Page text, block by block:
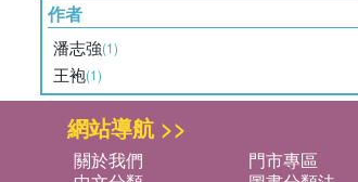
作者
潘志強(1)
王袍(1)
網站導航 >>
關於我們 門市專區